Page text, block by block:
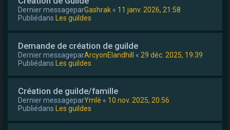
Dernier messageparGashrak « 11 janv. 2026, 21:58
Publiédans
Les guildes
Demande de création de guilde
Dernier messageparArcyonElandhill « 29 déc. 2025, 19:39
Publiédans
Les guildes
Création de guilde/famille
Dernier messageparYmlë « 10 nov. 2025, 20:56
Publiédans
Les guildes